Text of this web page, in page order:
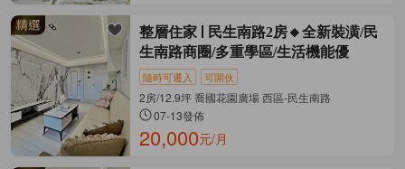
整層住家
民生南路2房🔸全新裝潢/民
生南路商圈/多重學區/生活機能優
隨時可遷入 可開伙
2房/12.9坪 喬國花園廣場 西區-民生南路
07-13發佈
20,000元/月